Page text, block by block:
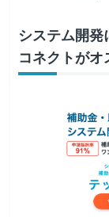
システム開発
コネクトがオ